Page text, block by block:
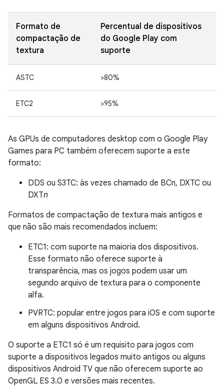
Formato de
compactação de
textura
Percentual de dispositivos
do Google Play com
suporte
ASTC >80%
ETC2 >95%
As GPUs de computadores desktop com o Google Play
Games para PC também oferecem suporte a este
formato:
DDS ou S3TC: às vezes chamado de BCn, DXTC ou
DXTn
Formatos de compactação de textura mais antigos e
que não são mais recomendados incluem:
ETC1: com suporte na maioria dos dispositivos.
Esse formato não oferece suporte à
transparência, mas os jogos podem usar um
segundo arquivo de textura para o componente
alfa.
PVRTC: popular entre jogos para iOS e com suporte
em alguns dispositivos Android.
O suporte a ETC1 só é um requisito para jogos com
suporte a dispositivos legados muito antigos ou alguns
dispositivos Android TV que não oferecem suporte ao
OpenGL ES 3.0 e versões mais recentes.